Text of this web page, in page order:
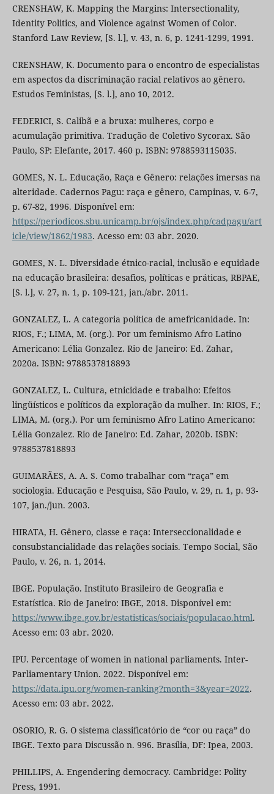
CRENSHAW, K. Mapping the Margins: Intersectionality,
Identity Politics, and Violence against Women of Color.
Stanford Law Review, [S. l.], v. 43, n. 6, p. 1241-1299, 1991.
CRENSHAW, K. Documento para o encontro de especialistas
em aspectos da discriminação racial relativos ao gênero.
Estudos Feministas, [S. l.], ano 10, 2012.
FEDERICI, S. Calibã e a bruxa: mulheres, corpo e
acumulação primitiva. Tradução de Coletivo Sycorax. São
Paulo, SP: Elefante, 2017. 460 p. ISBN: 9788593115035.
GOMES, N. L. Educação, Raça e Gênero: relações imersas na
alteridade. Cadernos Pagu: raça e gênero, Campinas, v. 6-7,
p. 67-82, 1996. Disponível em:
https://periodicos.sbu.unicamp.br/ojs/index.php/cadpagu/art
icle/view/1862/1983. Acesso em: 03 abr. 2020.
GOMES, N. L. Diversidade étnico-racial, inclusão e equidade
na educação brasileira: desafios, políticas e práticas, RBPAE,
[S. l.], v. 27, n. 1, p. 109-121, jan./abr. 2011.
GONZALEZ, L. A categoria política de amefricanidade. In:
RIOS, F.; LIMA, M. (org.). Por um feminismo Afro Latino
Americano: Lélia Gonzalez. Rio de Janeiro: Ed. Zahar,
2020a. ISBN: 9788537818893
GONZALEZ, L. Cultura, etnicidade e trabalho: Efeitos
lingüísticos e políticos da exploração da mulher. In: RIOS, F.;
LIMA, M. (org.). Por um feminismo Afro Latino Americano:
Lélia Gonzalez. Rio de Janeiro: Ed. Zahar, 2020b. ISBN:
9788537818893
GUIMARÃES, A. A. S. Como trabalhar com “raça” em
sociologia. Educação e Pesquisa, São Paulo, v. 29, n. 1, p. 93-
107, jan./jun. 2003.
HIRATA, H. Gênero, classe e raça: Interseccionalidade e
consubstancialidade das relações sociais. Tempo Social, São
Paulo, v. 26, n. 1, 2014.
IBGE. População. Instituto Brasileiro de Geografia e
Estatística. Rio de Janeiro: IBGE, 2018. Disponível em:
https://www.ibge.gov.br/estatisticas/sociais/populacao.html.
Acesso em: 03 abr. 2020.
IPU. Percentage of women in national parliaments. Inter-
Parliamentary Union. 2022. Disponível em:
https://data.ipu.org/women-ranking?month=3&year=2022.
Acesso em: 03 abr. 2022.
OSORIO, R. G. O sistema classificatório de “cor ou raça” do
IBGE. Texto para Discussão n. 996. Brasília, DF: Ipea, 2003.
PHILLIPS, A. Engendering democracy. Cambridge: Polity
Press, 1991.